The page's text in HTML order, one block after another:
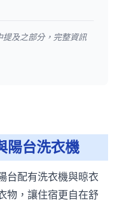
及之部分，完整資訊
陽台洗衣機
台配有洗衣機與晾衣
物，讓住宿更自在舒